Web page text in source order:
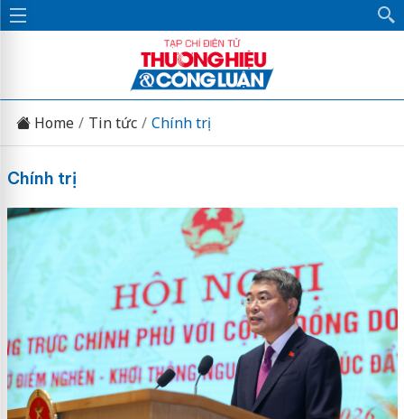
Home Tin tức Chính trị
Chính trị